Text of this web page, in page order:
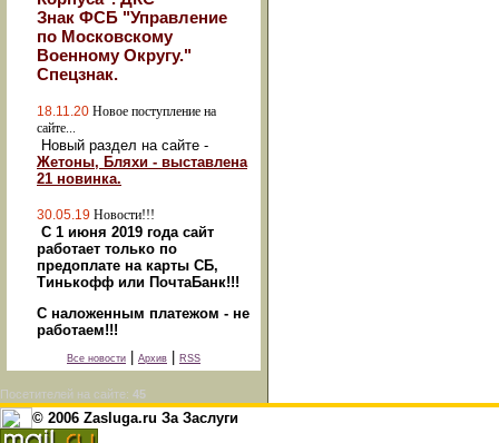
Знак ФСБ "Управление
по Московскому
Военному Округу."
Спецзнак.
18.11.20 Новое поступление на
сайте...
Новый раздел на сайте -
Жетоны, Бляхи - выставлена
21 новинка.
30.05.19 Новости!!!
С 1 июня 2019 года сайт
работает только по
предоплате на карты СБ,
Тинькофф или ПочтаБанк!!!
С наложенным платежом - не
работаем!!!
Все новости Архив RSS
Посетителей на сайте: 45
© 2006 Zasluga.ru За Заслуги